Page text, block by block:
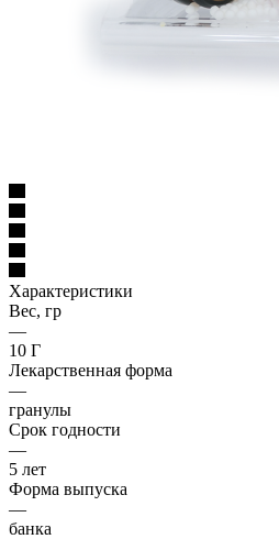
Характеристики
Вес, гр
—
10 Г
Лекарственная форма
—
гранулы
Срок годности
—
5 лет
Форма выпуска
—
банка